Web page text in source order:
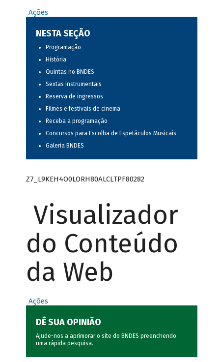
Ações
NESTA SEÇÃO
Programação
História
Quintas no BNDES
Sextas instrumentais
Reserva de ingressos
Filmes e festivais de cinema
Receba a programação
Concursos para Escolha de Espetáculos Musicais
Galeria BNDES
Z7_L9KEH4O0LORH80ALCLTPF80282
Visualizador
do Conteúdo
da Web
Ações
DÊ SUA OPINIÃO
Ajude-nos a aprimorar o site do BNDES preenchendo
uma rápida pesquisa.